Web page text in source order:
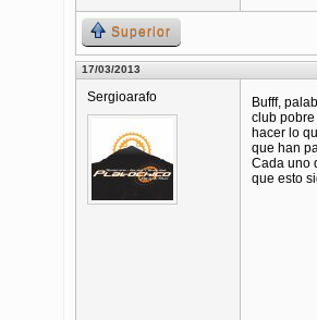
Superior
17/03/2013
Sergioarafo
Bufff,
club
hacer lo
que han
Cada uno
que esto